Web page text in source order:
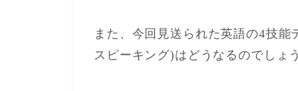
また、今回見送られた英語の4技能
スピーキング)はどうなるのでしょ